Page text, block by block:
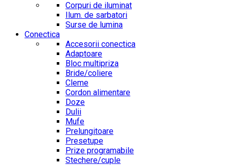
Corpuri de iluminat
Ilum. de sarbatori
Surse de lumina
Conectica
Accesorii conectica
Adaptoare
Bloc multipriza
Bride/coliere
Cleme
Cordon alimentare
Doze
Dulii
Mufe
Prelungitoare
Presetupe
Prize programabile
Stechere/cuple